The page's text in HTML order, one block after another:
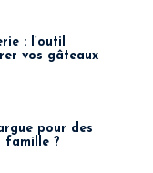
: l’outil
vos gâteaux
pour des
famille ?